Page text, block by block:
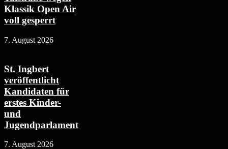
Klassik Open Air
voll gesperrt
7. August 2026
St. Ingbert
veröffentlicht
Kandidaten für
erstes Kinder-
und
Jugendparlament
7. August 2026